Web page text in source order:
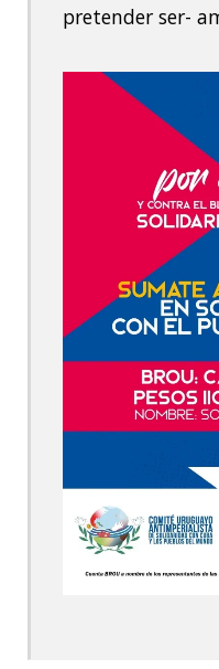
pretender ser-